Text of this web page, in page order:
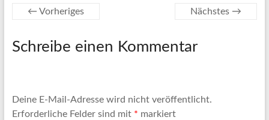
Reise
Tipps
zum
Thema
← Vorheriges Nächstes →
Schreibe einen Kommentar
Deine E-Mail-Adresse wird nicht veröffentlicht.
Erforderliche Felder sind mit * markiert